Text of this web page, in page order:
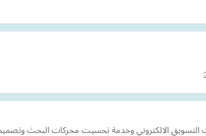
الالكتروني وخدمة تحسيت محركات البحث وتصميم